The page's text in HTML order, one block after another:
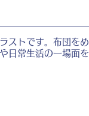
ストです。布団を
日常生活の一場面